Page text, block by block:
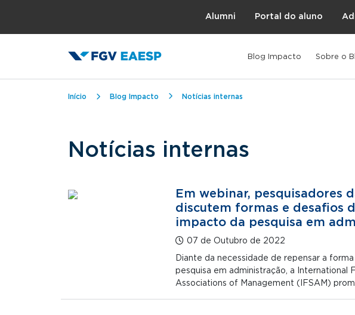
Alumni Portal do aluno
Blog Impacto Sobre o
Trilha de navegação
Início Blog Impacto Notícias internas
Notícias internas
Em webinar, pesquisadores
discutem formas e desafios
impacto da pesquisa em
07 de Outubro de 2022
Diante da necessidade de repensar a
pesquisa em administração, a International
Associations of Management (IFSAM)